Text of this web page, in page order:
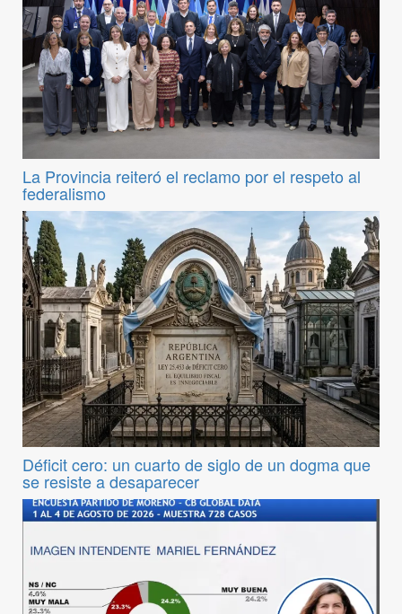
La Provincia reiteró el reclamo por el respeto al
federalismo
Déficit cero: un cuarto de siglo de un dogma que
se resiste a desaparecer